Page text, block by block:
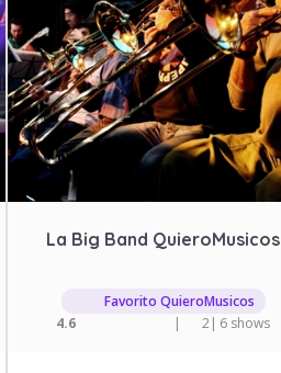
La Big Band QuieroMusicos
Favorito QuieroMusicos
4.6
| 2| 6 shows